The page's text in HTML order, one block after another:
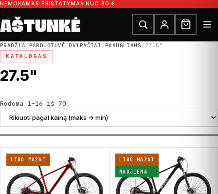
Pereiti prie turinio
NEMOKAMAS PRISTATYMAS NUO 80 €
Ieškoti dalių
Ieškoti
PRADŽIA/PARDUOTUVĖ/DVIRAČIAI /PAAUGLIAMS/ 27.5"
KATALOGAS
27.5"
Rodoma 1–16 iš 70
LIKO MAŽAI
LIKO MAŽAI
NAUJIENA